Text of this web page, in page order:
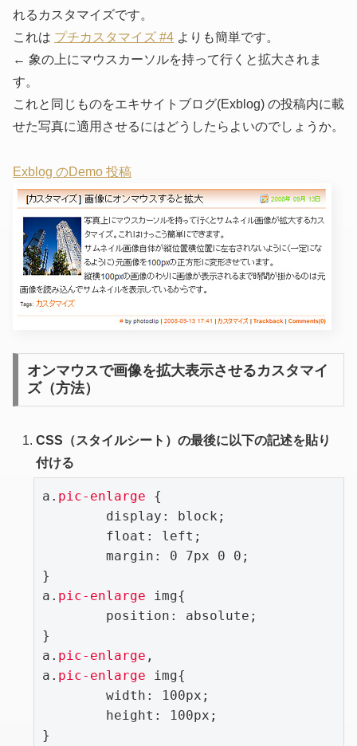
れるカスタマイズです。
これは プチカスタマイズ #4 よりも簡単です。
← 象の上にマウスカーソルを持って行くと拡大されま
す。
これと同じものをエキサイトブログ(Exblog) の投稿内に載
せた写真に適用させるにはどうしたらよいのでしょうか。
Exblog のDemo 投稿
オンマウスで画像を拡大表示させるカスタマイ
ズ（方法）
CSS（スタイルシート）の最後に以下の記述を貼り
付ける
a. pic-enlarge {
}
a. pic-enlarge img{
}
a. pic-enlarge ,
a. pic-enlarge img{
}